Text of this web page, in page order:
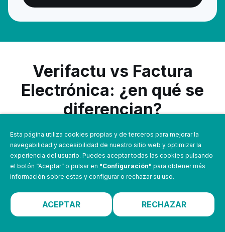
Verifactu vs Factura
Electrónica: ¿en qué se
diferencian?
Aunque muchas veces se confunden, Verifactu y
factura electrónica no son lo mismo. La principal
característica es que,con Verifactu, cada factura
llevará uncódigo QR y un identificador único , que
permitirá a Hacienda validar la información en tiempo
real.
Esta página utiliza cookies propias y de terceros para mejorar la
navegabilidad y accesibilidad de nuestro sitio web y optimizar la
experiencia del usuario. Puedes aceptar todas las cookies pulsando
el botón “Aceptar” o pulsar en "Configuración" para obtener más
información sobre estas y configurar o rechazar su uso.
ACEPTAR RECHAZAR